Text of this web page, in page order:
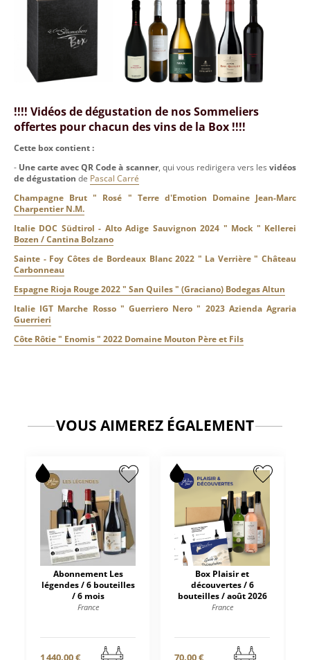
!!!! Vidéos de dégustation de nos Sommeliers
offertes pour chacun des vins de la Box !!!!
Cette box contient :
- Une carte avec QR Code à scanner, qui vous redirigera vers lesvidéos
de dégustation de Pascal Carré
Champagne Brut " Rosé " Terre d'Emotion Domaine Jean-Marc
Charpentier N.M.
Italie DOC Südtirol - Alto Adige Sauvignon 2024 " Mock " Kellerei
Bozen / Cantina Bolzano
Sainte - Foy Côtes de Bordeaux Blanc 2022 " La Verrière " Château
Carbonneau
Espagne Rioja Rouge 2022 " San Quiles " (Graciano) Bodegas Altun
Italie IGT Marche Rosso " Guerriero Nero " 2023 Azienda Agraria
Guerrieri
Côte Rôtie " Enomis " 2022 Domaine Mouton Père et Fils
VOUS AIMEREZ ÉGALEMENT
Abonnement Les
légendes / 6 bouteilles
/ 6 mois
France
1 440,00 €
Box Plaisir et
découvertes / 6
bouteilles / août 2026
France
70,00 €